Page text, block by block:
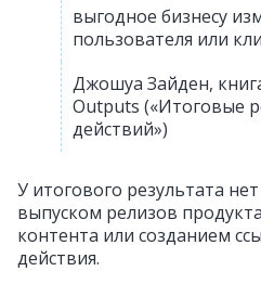
выгодное бизнесу
пользователя или
Джошуа Зайден,
Outputs («Итоговые
действий»)
У итогового результата
выпуском релизов
контента или созданием
действия.